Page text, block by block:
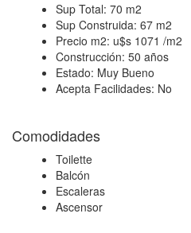
Sup Total: 70 m2
Sup Construida: 67 m2
Precio m2: u$s 1071 /m2
Construcción: 50 años
Estado: Muy Bueno
Acepta Facilidades: No
Comodidades
Toilette
Balcón
Escaleras
Ascensor